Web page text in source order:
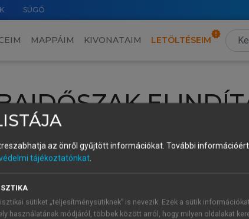
SÚGÓ
MAPPÁIM KIVONATAIM LETÖLTÉSEIM
lépj be a saját fiókoddal, iskolai azonosítóddal vagy
1 óra díjmentes hozzáférésrevagy
vagy hozz
regisztráció után a
az önről gyűjtött információkat. További
tájékoztatónkat.
sütiket „teljesítménysütiknek” is nevezik. Ezek a sütik
használatának módjáról, többek között arról, hogy milyen oldalakat